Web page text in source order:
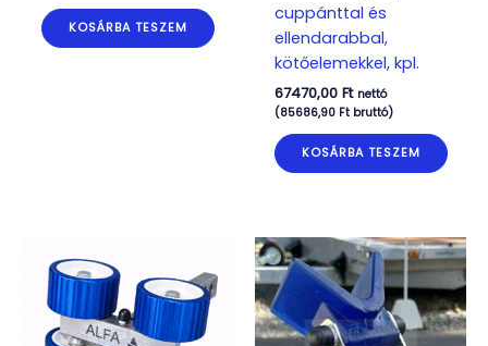
KOSÁRBA TESZEM
cuppánttal és
ellendarabbal,
kötőelemekkel, kpl.
67470,00 Ft nettó
(85686,90 Ftbruttó)
KOSÁRBA TESZEM